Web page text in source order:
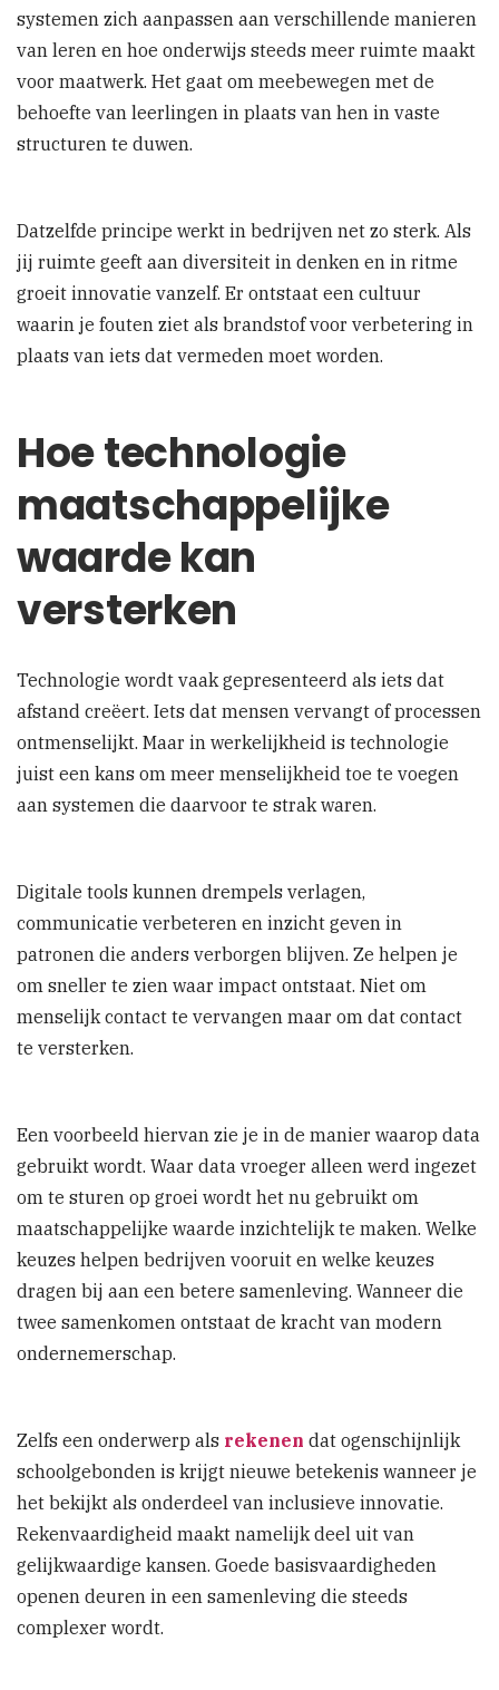
systemen zich aanpassen aan verschillende manieren
van leren en hoe onderwijs steeds meer ruimte maakt
voor maatwerk. Het gaat om meebewegen met de
behoefte van leerlingen in plaats van hen in vaste
structuren te duwen.
Datzelfde principe werkt in bedrijven net zo sterk. Als
jij ruimte geeft aan diversiteit in denken en in ritme
groeit innovatie vanzelf. Er ontstaat een cultuur
waarin je fouten ziet als brandstof voor verbetering in
plaats van iets dat vermeden moet worden.
Hoe technologie
maatschappelijke
waarde kan
versterken
Technologie wordt vaak gepresenteerd als iets dat
afstand creëert. Iets dat mensen vervangt of processen
ontmenselijkt. Maar in werkelijkheid is technologie
juist een kans om meer menselijkheid toe te voegen
aan systemen die daarvoor te strak waren.
Digitale tools kunnen drempels verlagen,
communicatie verbeteren en inzicht geven in
patronen die anders verborgen blijven. Ze helpen je
om sneller te zien waar impact ontstaat. Niet om
menselijk contact te vervangen maar om dat contact
te versterken.
Een voorbeeld hiervan zie je in de manier waarop data
gebruikt wordt. Waar data vroeger alleen werd ingezet
om te sturen op groei wordt het nu gebruikt om
maatschappelijke waarde inzichtelijk te maken. Welke
keuzes helpen bedrijven vooruit en welke keuzes
dragen bij aan een betere samenleving. Wanneer die
twee samenkomen ontstaat de kracht van modern
ondernemerschap.
Zelfs een onderwerp als rekenen dat ogenschijnlijk
schoolgebonden is krijgt nieuwe betekenis wanneer je
het bekijkt als onderdeel van inclusieve innovatie.
Rekenvaardigheid maakt namelijk deel uit van
gelijkwaardige kansen. Goede basisvaardigheden
openen deuren in een samenleving die steeds
complexer wordt.